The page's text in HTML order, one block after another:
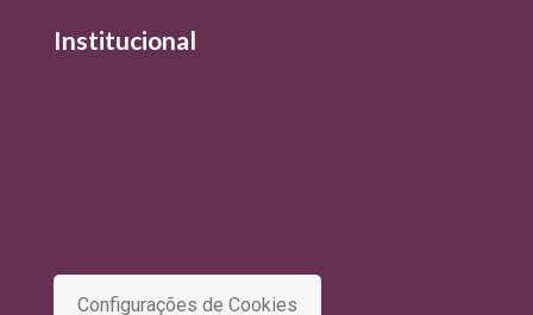
Institucional
Configurações de Cookies